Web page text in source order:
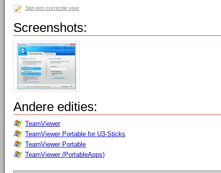
Stel een correctie voor
Screenshots:
Andere edities:
TeamViewer
TeamViewer Portable for U3-Sticks
TeamViewer Portable
TeamViewer (PortableApps)